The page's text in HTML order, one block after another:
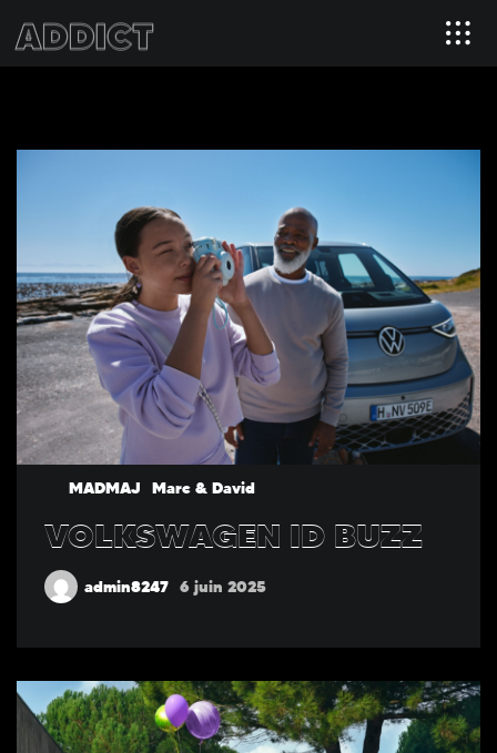
MADMAJ Marc & David
VOLKSWAGEN ID BUZZ
admin8247 6 juin 2025